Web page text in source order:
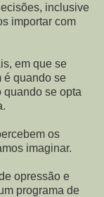
inclusive
importar com
em que se
é quando se
quando se opta
os
imaginar.
opressão e
programa de